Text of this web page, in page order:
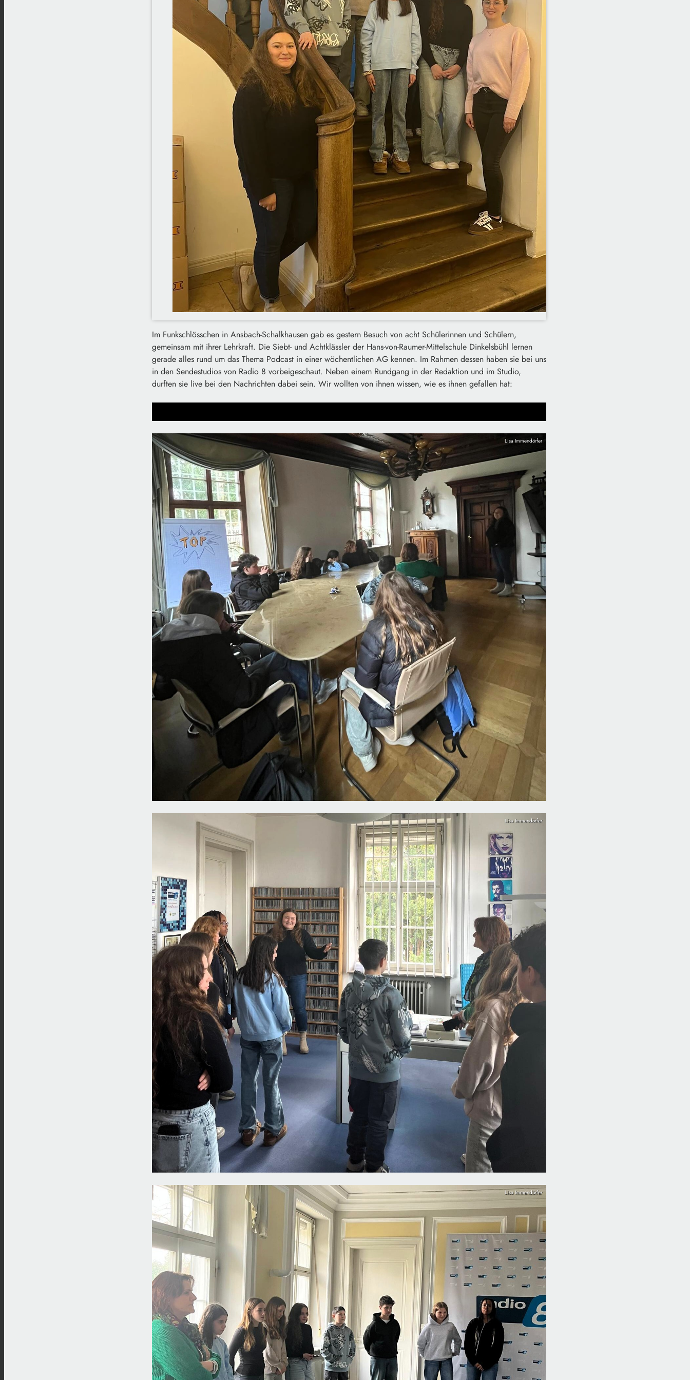
Im Funkschlösschen in Ansbach-Schalkhausen gab es gestern Besuch von acht Schülerinnen und Schülern,
gemeinsam mit ihrer Lehrkraft. Die Siebt- und Achtklässler der Hans-von-Raumer-Mittelschule Dinkelsbühl lernen
gerade alles rund um das Thema Podcast in einer wöchentlichen AG kennen. Im Rahmen dessen haben sie bei uns
in den Sendestudios von Radio 8 vorbeigeschaut. Neben einem Rundgang in der Redaktion und im Studio,
durften sie live bei den Nachrichten dabei sein. Wir wollten von ihnen wissen, wie es ihnen gefallen hat:
Lisa Immendörfer
Lisa Immendörfer
Lisa Immendörfer